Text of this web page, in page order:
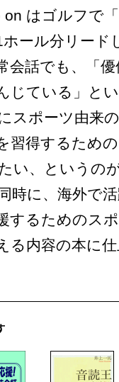
はゴルフで
ール分リード
会話でも、「
じている」と
スポーツ由来
習得するため
い、というの
時に、海外で
するためのス
る内容の本に